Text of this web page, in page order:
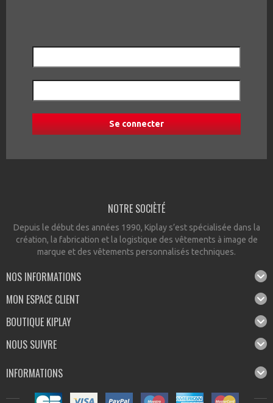
NOTRE SOCIÈTÉ
Depuis le début des années 1990, Kiplay s’est spécialisée dans la
création, la fabrication et la logistique des vêtements à image de
marque et des vêtements personnalisés techniques.
NOS INFORMATIONS
MON ESPACE CLIENT
BOUTIQUE KIPLAY
NOUS SUIVRE
INFORMATIONS